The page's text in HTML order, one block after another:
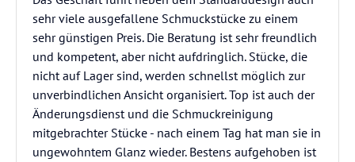
sehr viele ausgefallene Schmuckstücke zu einem
sehr günstigen Preis. Die Beratung ist sehr freundlich
und kompetent, aber nicht aufdringlich. Stücke, die
nicht auf Lager sind, werden schnellst möglich zur
unverbindlichen Ansicht organisiert. Top ist auch der
Änderungsdienst und die Schmuckreinigung
mitgebrachter Stücke - nach einem Tag hat man sie in
ungewohntem Glanz wieder. Bestens aufgehoben ist